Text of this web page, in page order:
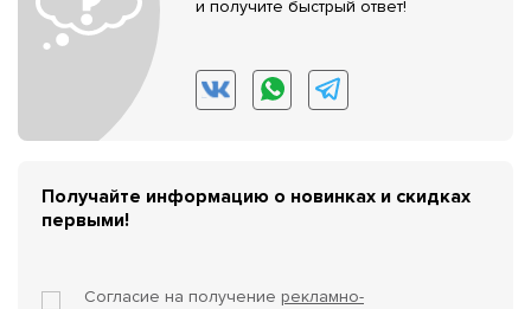
и получите быстрый ответ!
Получайте информацию о новинках и скидках
первыми!
Согласие на получение рекламно-